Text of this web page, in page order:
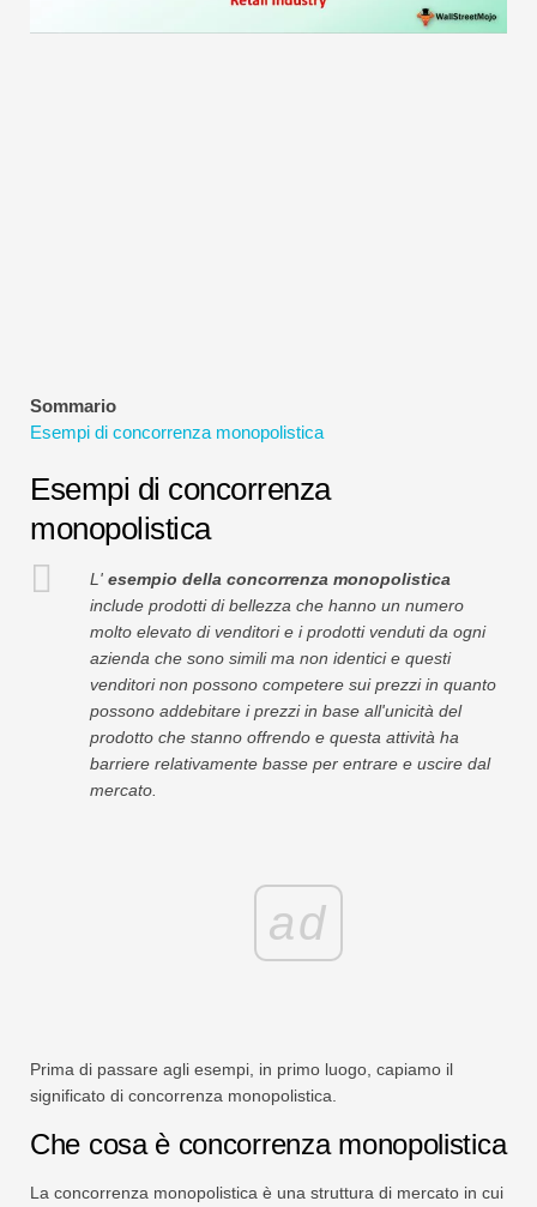
Sommario
Esempi di concorrenza monopolistica
Esempi di concorrenza
monopolistica
L' esempio della concorrenza monopolistica
include prodotti di bellezza che hanno un numero
molto elevato di venditori e i prodotti venduti da ogni
azienda che sono simili ma non identici e questi
venditori non possono competere sui prezzi in quanto
possono addebitare i prezzi in base all'unicità del
prodotto che stanno offrendo e questa attività ha
barriere relativamente basse per entrare e uscire dal
mercato.
ad
Prima di passare agli esempi, in primo luogo, capiamo il
significato di concorrenza monopolistica.
Che cosa è concorrenza monopolistica
La concorrenza monopolistica è una struttura di mercato in cui